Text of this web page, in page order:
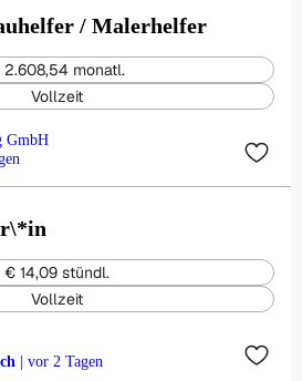
/ Malerhelfer
monatl.
Vollzeit
GmbH
€ 14,09 stündl.
Vollzeit
| vor 2 Tagen